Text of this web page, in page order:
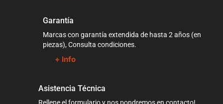
Garantía
Marcas con garantía extendida de hasta 2 años (en
piezas), Consulta condiciones.
+ Info
Asistencia Técnica